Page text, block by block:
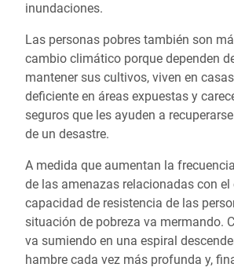
inundaciones.
Las personas pobres también son
cambio climático porque dependen
mantener sus cultivos, viven en
deficiente en áreas expuestas y
seguros que les ayuden a
de un desastre.
A medida que aumentan la
de las amenazas relacionadas con el
capacidad de resistencia de las
situación de pobreza va mermando.
va sumiendo en una espiral
hambre cada vez más profunda y,